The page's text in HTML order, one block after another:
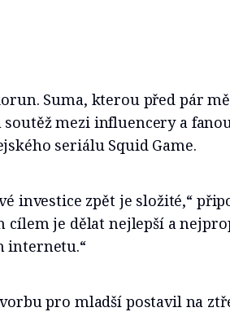
Suma, kterou před pár
mezi influencery a
seriálu Squid Game.
investice zpět je složité,“
cílem je dělat nejlepší a
internetu.“
pro mladší postavil na